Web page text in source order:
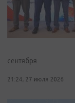
сентября
21:24, 27 июля 2026